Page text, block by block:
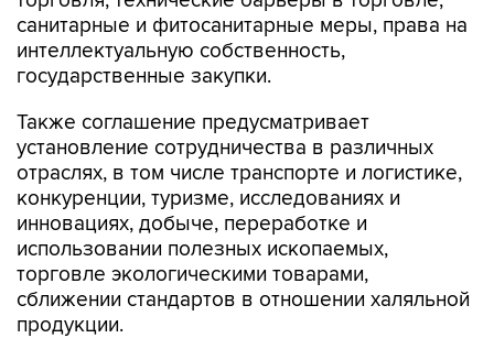
санитарные и фитосанитарные меры, права на
интеллектуальную собственность,
государственные закупки.
Также соглашение предусматривает
установление сотрудничества в различных
отраслях, в том числе транспорте и логистике,
конкуренции, туризме, исследованиях и
инновациях, добыче, переработке и
использовании полезных ископаемых,
торговле экологическими товарами,
сближении стандартов в отношении халяльной
продукции.